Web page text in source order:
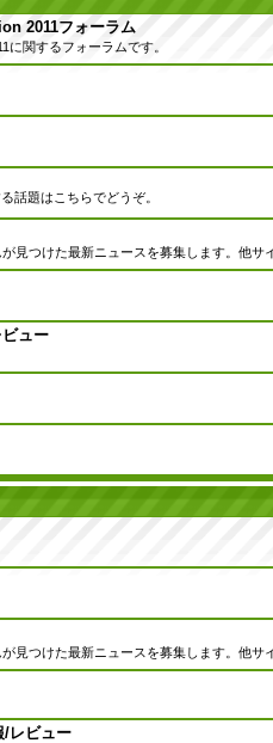
2011フォーラム
に関するフォーラムです。
話題はこちらでどうぞ。
見つけた最新ニュースを募集します。他サ
ュー
見つけた最新ニュースを募集します。他サ
レビュー